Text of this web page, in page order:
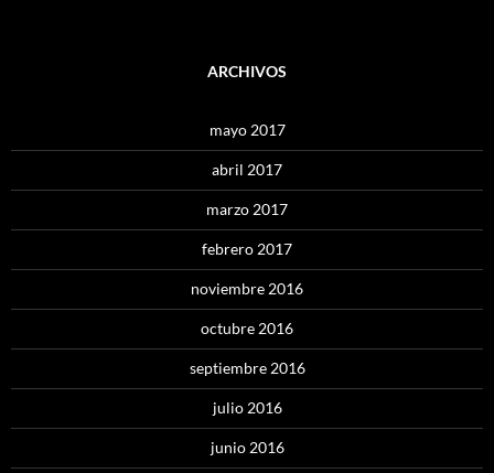
ARCHIVOS
mayo 2017
abril 2017
marzo 2017
febrero 2017
noviembre 2016
octubre 2016
septiembre 2016
julio 2016
junio 2016